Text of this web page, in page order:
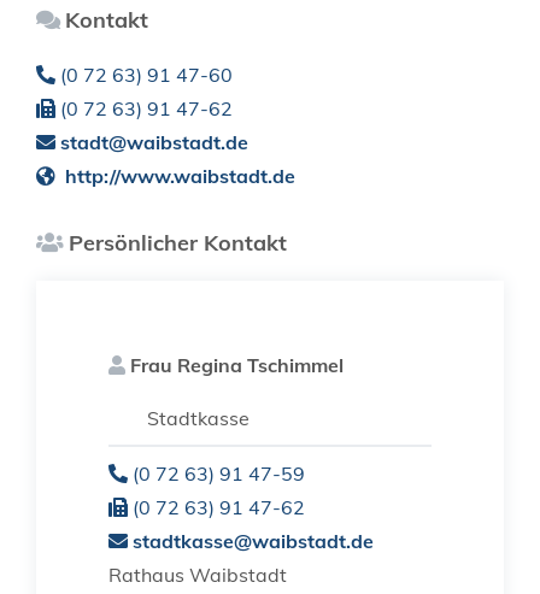
Kontakt
(0 72 63) 91 47-60
(0 72 63) 91 47-62
stadt@waibstadt.de
http://www.waibstadt.de
Persönlicher Kontakt
Frau Regina Tschimmel
Stadtkasse
(0 72 63) 91 47-59
(0 72 63) 91 47-62
stadtkasse@waibstadt.de
Rathaus Waibstadt